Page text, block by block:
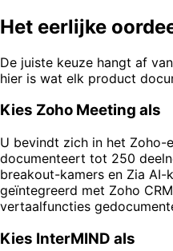
Het eerlijke
De juiste keuze hangt af
hier is wat elk product
Kies Zoho Meeting als
U bevindt zich in het Zoho-
documenteert tot 250
breakout-kamers en Zia AI-
geïntegreerd met Zoho
vertaalfuncties
Kies InterMIND als